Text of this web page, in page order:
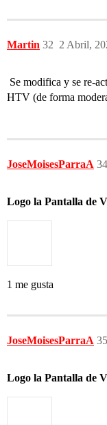
Martin 2 Abril,
32
Se modifica y se re-
HTV (de forma
JoseMoisesParraA 34
Logo la Pantalla de
1 me gusta
JoseMoisesParraA 35
Logo la Pantalla de